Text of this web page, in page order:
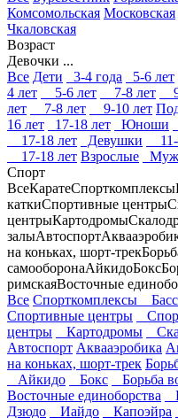
Комсомольская Московская
Чкаловская
Возраст
Девочки ...
Все Дети 3-4 года 5-6 лет
4 лет
5-6 лет 7-8 лет
лет
7-8 лет 9-10 лет
16 лет
17-18 лет Юноши
17-18 лет
Девушки 11-
17-18 лет Взрослые
Спорт
ВсеКаратеСпорткомплексы
каткиСпортивные центры
центрыКартодромы
залыАвтоспорт
на коньках, шорт-трек
самооборонаАйкидоБокс
римскаяВосточные
Все Спорткомплексы
Спортивные центры
центры
Картодромы
Автоспорт Аквааэробика
на коньках, шорт-трек
Айкидо
Бокс Борьба
Восточные единоборства
Дзюдо
Иайдо Капоэйра